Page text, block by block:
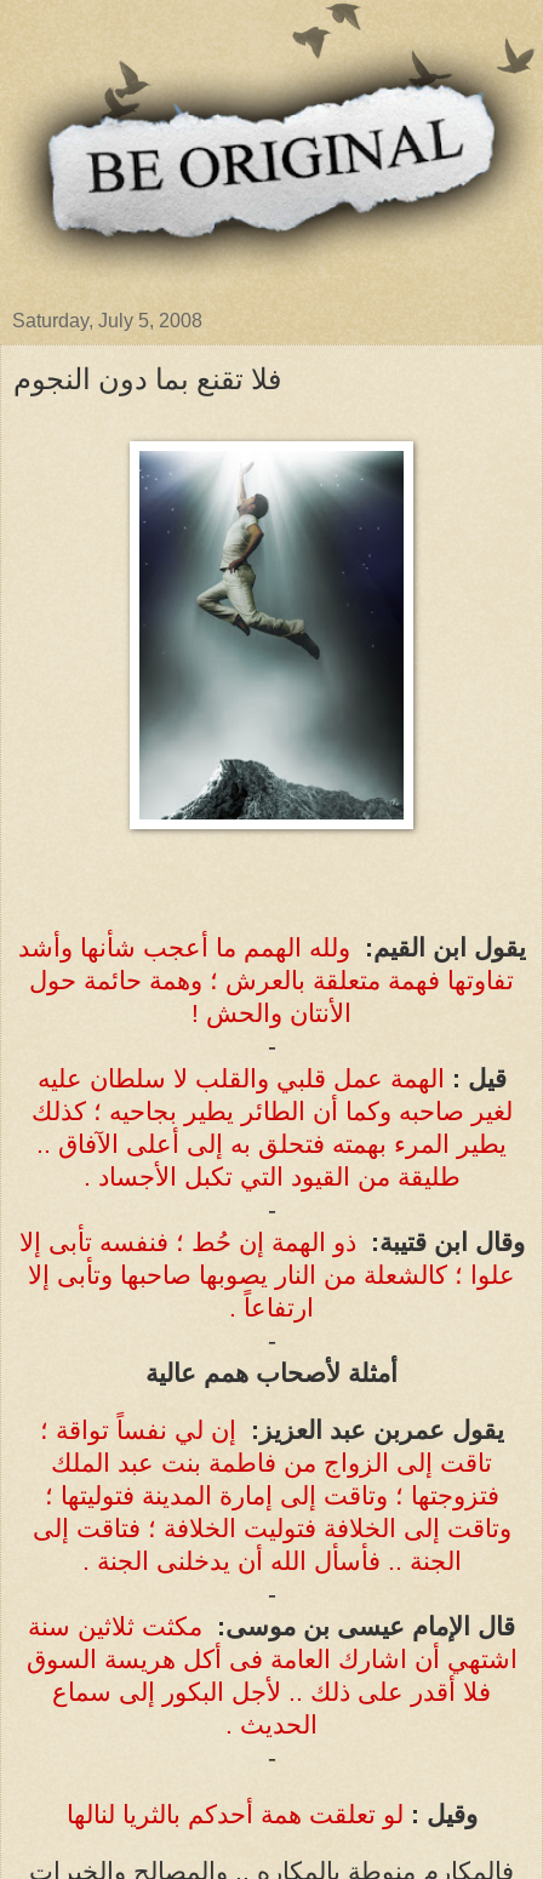
Saturday, July 5, 2008
فلا تقنع بما دون النجوم
يقول ابن القيم:
ولله الهمم ما أعجب شأنها وأشد
تفاوتها فهمة متعلقة بالعرش ؛ وهمة حائمة حول
الأنتان والحش !
-
قيل :
الهمة عمل قلبي والقلب لا سلطان عليه
لغير صاحبه وكما أن الطائر يطير بجاحيه ؛ كذلك
يطير المرء بهمته فتحلق به إلى أعلى الآفاق ..
طليقة من القيود التي تكبل الأجساد .
-
وقال ابن قتيبة:
ذو الهمة إن حُط ؛ فنفسه تأبى إلا
علوا ؛ كالشعلة من النار يصوبها صاحبها وتأبى إلا
ارتفاعاً .
-
أمثلة لأصحاب همم عالية
يقول عمربن عبد العزيز :
إن لي نفساً تواقة ؛
تاقت إلى الزواج من فاطمة بنت عبد الملك
فتزوجتها ؛ وتاقت إلى إمارة المدينة فتوليتها ؛
وتاقت إلى الخلافة فتوليت الخلافة ؛ فتاقت إلى
الجنة .. فأسأل الله أن يدخلنى الجنة .
-
قال الإمام عيسى بن موسى:
مكثت ثلاثين سنة
اشتهي أن اشارك العامة فى أكل هريسة السوق
فلا أقدر على ذلك .. لأجل البكور إلى سماع
الحديث .
-
وقيل : لو تعلقت همة أحدكم بالثريا لنالها
فالمكارم منوطة بالمكاره .. والمصالح والخيرات